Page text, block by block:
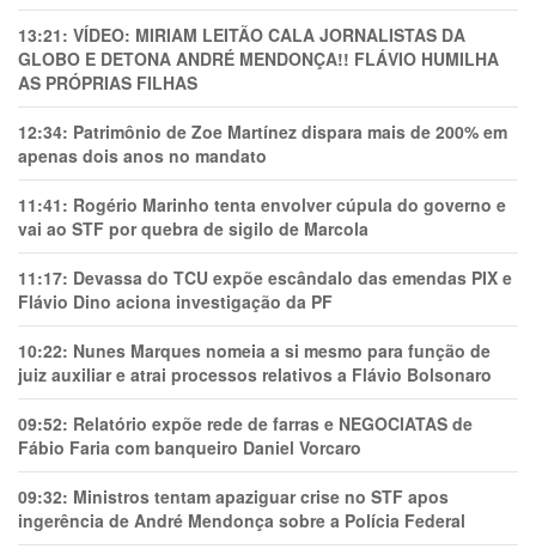
13:21: VÍDEO: MIRIAM LEITÃO CALA JORNALISTAS DA
GLOBO E DETONA ANDRÉ MENDONÇA!! FLÁVIO HUMILHA
AS PRÓPRIAS FILHAS
12:34: Patrimônio de Zoe Martínez dispara mais de 200% em
apenas dois anos no mandato
11:41: Rogério Marinho tenta envolver cúpula do governo e
vai ao STF por quebra de sigilo de Marcola
11:17: Devassa do TCU expõe escândalo das emendas PIX e
Flávio Dino aciona investigação da PF
10:22: Nunes Marques nomeia a si mesmo para função de
juiz auxiliar e atrai processos relativos a Flávio Bolsonaro
09:52: Relatório expõe rede de farras e NEGOCIATAS de
Fábio Faria com banqueiro Daniel Vorcaro
09:32: Ministros tentam apaziguar crise no STF apos
ingerência de André Mendonça sobre a Polícia Federal